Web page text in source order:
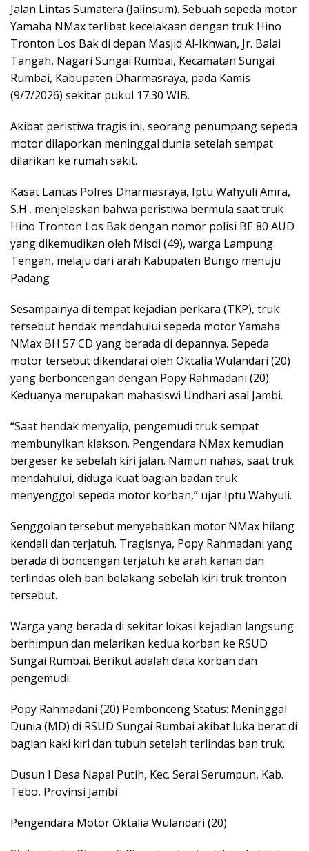
Jalan Lintas Sumatera (Jalinsum). Sebuah sepeda motor
Yamaha NMax terlibat kecelakaan dengan truk Hino
Tronton Los Bak di depan Masjid Al-Ikhwan, Jr. Balai
Tangah, Nagari Sungai Rumbai, Kecamatan Sungai
Rumbai, Kabupaten Dharmasraya, pada Kamis
(9/7/2026) sekitar pukul 17.30 WIB.
Akibat peristiwa tragis ini, seorang penumpang sepeda
motor dilaporkan meninggal dunia setelah sempat
dilarikan ke rumah sakit.
Kasat Lantas Polres Dharmasraya, Iptu Wahyuli Amra,
S.H., menjelaskan bahwa peristiwa bermula saat truk
Hino Tronton Los Bak dengan nomor polisi BE 80 AUD
yang dikemudikan oleh Misdi (49), warga Lampung
Tengah, melaju dari arah Kabupaten Bungo menuju
Padang
Sesampainya di tempat kejadian perkara (TKP), truk
tersebut hendak mendahului sepeda motor Yamaha
NMax BH 57 CD yang berada di depannya. Sepeda
motor tersebut dikendarai oleh Oktalia Wulandari (20)
yang berboncengan dengan Popy Rahmadani (20).
Keduanya merupakan mahasiswi Undhari asal Jambi.
“Saat hendak menyalip, pengemudi truk sempat
membunyikan klakson. Pengendara NMax kemudian
bergeser ke sebelah kiri jalan. Namun nahas, saat truk
mendahului, diduga kuat bagian badan truk
menyenggol sepeda motor korban,” ujar Iptu Wahyuli.
Senggolan tersebut menyebabkan motor NMax hilang
kendali dan terjatuh. Tragisnya, Popy Rahmadani yang
berada di boncengan terjatuh ke arah kanan dan
terlindas oleh ban belakang sebelah kiri truk tronton
tersebut.
Warga yang berada di sekitar lokasi kejadian langsung
berhimpun dan melarikan kedua korban ke RSUD
Sungai Rumbai. Berikut adalah data korban dan
pengemudi:
Popy Rahmadani (20) Pembonceng Status: Meninggal
Dunia (MD) di RSUD Sungai Rumbai akibat luka berat di
bagian kaki kiri dan tubuh setelah terlindas ban truk.
Dusun I Desa Napal Putih, Kec. Serai Serumpun, Kab.
Tebo, Provinsi Jambi
Pengendara Motor Oktalia Wulandari (20)